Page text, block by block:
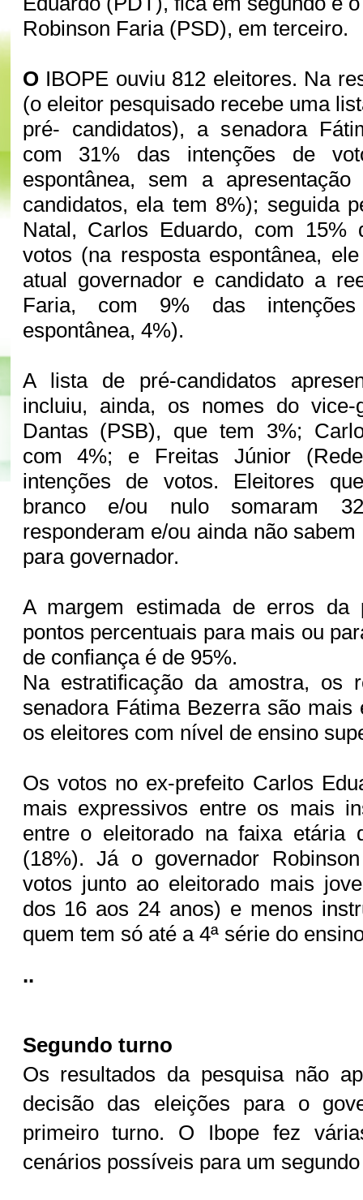
Robinson Faria (PSD), em terceiro.
O IBOPE ouviu 812 eleitores. Na
(o eleitor pesquisado recebe uma
pré- candidatos), a senadora
com 31% das intenções de
espontânea, sem a
candidatos, ela tem 8%); seguida
Natal, Carlos Eduardo, com 15%
votos (na resposta espontânea,
atual governador e candidato a
Faria, com 9% das
espontânea, 4%).
A lista de pré-candidatos
incluiu, ainda, os nomes do vice-
Dantas (PSB), que tem 3%;
com 4%; e Freitas Júnior
intenções de votos. Eleitores
branco e/ou nulo somaram
responderam e/ou ainda não
para governador.
A margem estimada de erros da
pontos percentuais para mais ou
de confiança é de 95%.
Na estratificação da amostra, os
senadora Fátima Bezerra são mais
os eleitores com nível de ensino
Os votos no ex-prefeito Carlos
mais expressivos entre os mais
entre o eleitorado na faixa etária
(18%). Já o governador
votos junto ao eleitorado mais
dos 16 aos 24 anos) e menos
quem tem só até a 4ª série do
..
Segundo turno
Os resultados da pesquisa não
decisão das eleições para o
primeiro turno. O Ibope fez
cenários possíveis para um